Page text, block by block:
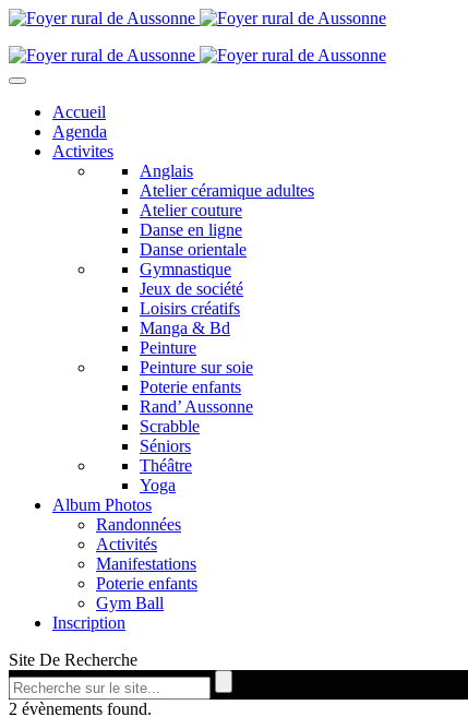
Accueil
Agenda
Activites
Anglais
Atelier céramique adultes
Atelier couture
Danse en ligne
Danse orientale
Gymnastique
Jeux de société
Loisirs créatifs
Manga & Bd
Peinture
Peinture sur soie
Poterie enfants
Rand’ Aussonne
Scrabble
Séniors
Théâtre
Yoga
Album Photos
Randonnées
Activités
Manifestations
Poterie enfants
Gym Ball
Inscription
Site De Recherche
2 évènements found.